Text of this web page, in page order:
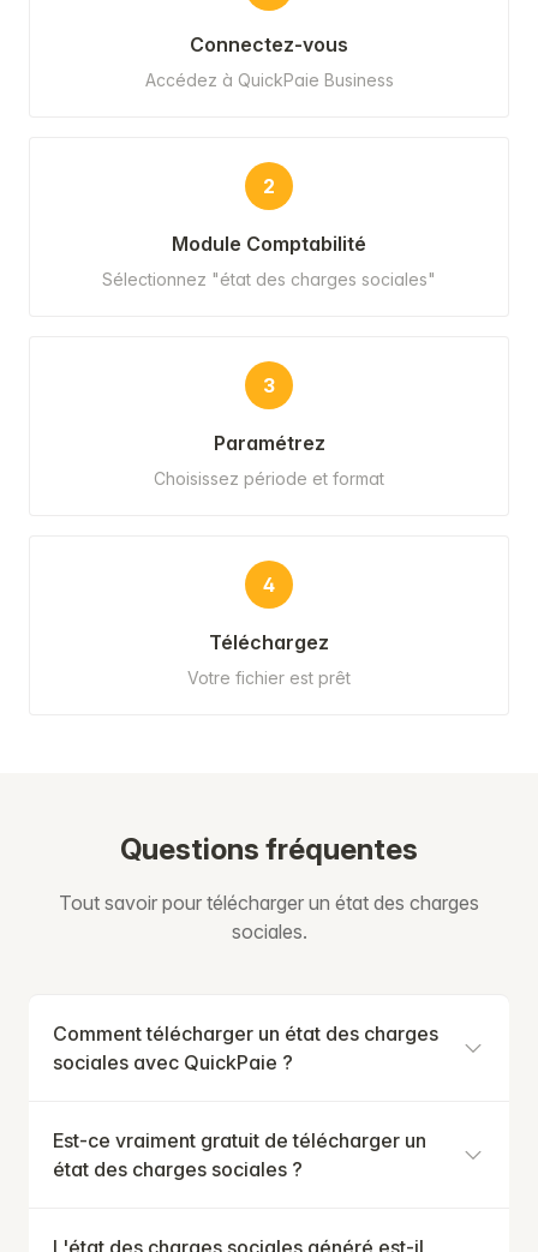
Connectez-vous
Accédez à QuickPaie Business
2
Module Comptabilité
Sélectionnez "état des charges sociales"
3
Paramétrez
Choisissez période et format
4
Téléchargez
Votre fichier est prêt
Questions fréquentes
Tout savoir pour télécharger un état des charges
sociales.
Comment télécharger un état des charges
sociales avec QuickPaie ?
Est-ce vraiment gratuit de télécharger un
état des charges sociales ?
L'état des charges sociales généré est-il